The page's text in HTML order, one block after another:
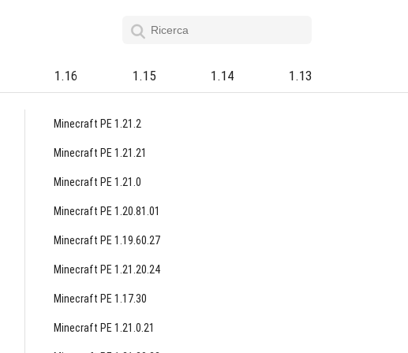
1.16 1.15 1.14 1.13
Minecraft PE 1.21.2
Minecraft PE 1.21.21
Minecraft PE 1.21.0
Minecraft PE 1.20.81.01
Minecraft PE 1.19.60.27
Minecraft PE 1.21.20.24
Minecraft PE 1.17.30
Minecraft PE 1.21.0.21